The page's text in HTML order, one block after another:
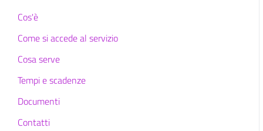
Cos'è
Come si accede al servizio
Cosa serve
Tempi e scadenze
Documenti
Contatti